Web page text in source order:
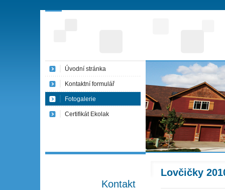
Lovčičky
Úvodní stránka
Kontaktní formulář
Fotogalerie
Certifikát Ekolak
Kontakt